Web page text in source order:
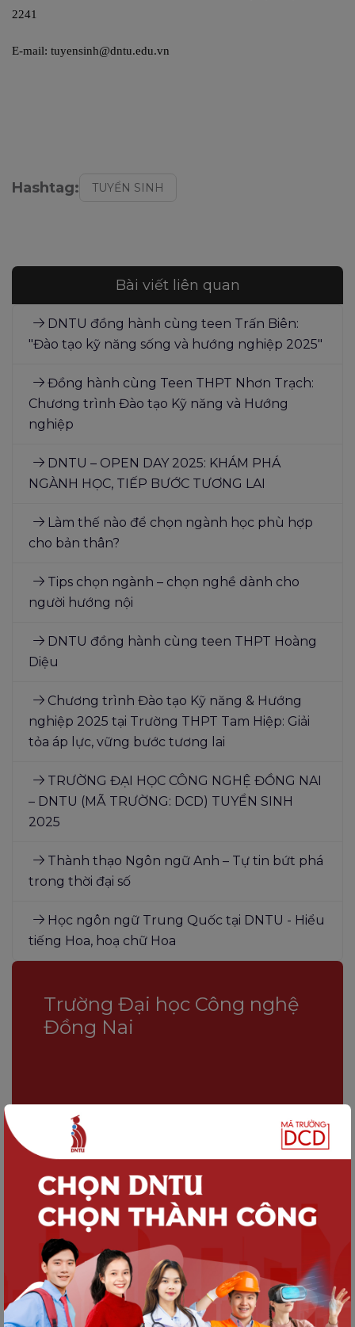
2241
E-mail: tuyensinh@dntu.edu.vn
Hashtag: TUYỂN SINH
Bài viết liên quan
DNTU đồng hành cùng teen Trấn Biên:
"Đào tạo kỹ năng sống và hướng nghiệp 2025"
Đồng hành cùng Teen THPT Nhơn Trạch:
Chương trình Đào tạo Kỹ năng và Hướng
nghiệp
DNTU – OPEN DAY 2025: KHÁM PHÁ
NGÀNH HỌC, TIẾP BƯỚC TƯƠNG LAI
Làm thế nào để chọn ngành học phù hợp
cho bản thân?
Tips chọn ngành – chọn nghề dành cho
người hướng nội
DNTU đồng hành cùng teen THPT Hoàng
Diệu
Chương trình Đào tạo Kỹ năng & Hướng
nghiệp 2025 tại Trường THPT Tam Hiệp: Giải
tỏa áp lực, vững bước tương lai
TRƯỜNG ĐẠI HỌC CÔNG NGHỆ ĐỒNG NAI
– DNTU (MÃ TRƯỜNG: DCD) TUYỂN SINH
2025
Thành thạo Ngôn ngữ Anh – Tự tin bứt phá
trong thời đại số
Học ngôn ngữ Trung Quốc tại DNTU - Hiểu
tiếng Hoa, hoạ chữ Hoa
Trường Đại học Công nghệ
Đồng Nai
Liên hệ:
Email: info@dntu.edu.vn
SĐT: 0904 39 7733
Mạng Xã Hội: